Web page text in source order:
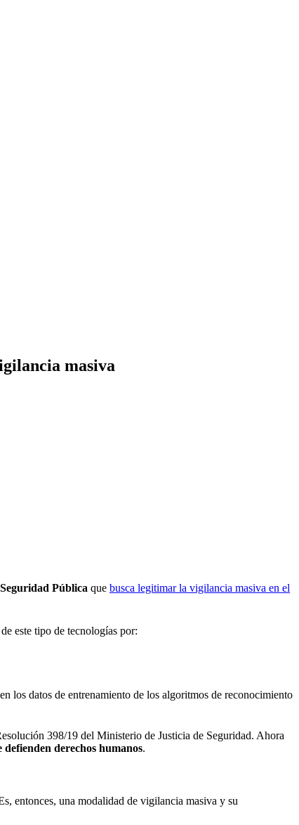
masiva
Pública que busca legitimar la vigilancia masiva en el
este tipo de tecnologías por:
los datos de entrenamiento de los algoritmos de reconocimiento
398/19 del Ministerio de Justicia de Seguridad. Ahora
derechos humanos.
entonces, una modalidad de vigilancia masiva y su